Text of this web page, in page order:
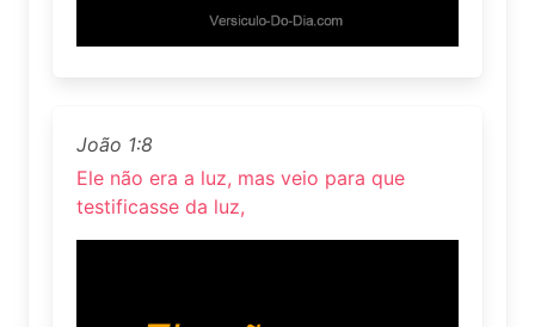
João 1:8
Ele não era a luz, mas veio para que
testificasse da luz,